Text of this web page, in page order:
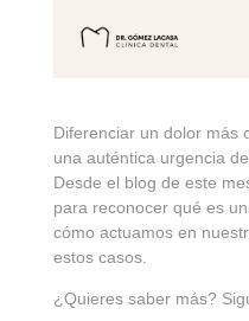
Diferenciar un dolor más
una auténtica urgencia
Desde el blog de este
para reconocer qué es
cómo actuamos en
estos casos.
¿Quieres saber más?